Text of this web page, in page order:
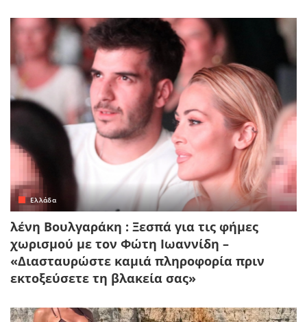
Ελλάδα
λένη Βουλγαράκη : Ξεσπά για τις φήμες
χωρισμού με τον Φώτη Ιωαννίδη –
«Διασταυρώστε καμιά πληροφορία πριν
εκτοξεύσετε τη βλακεία σας»